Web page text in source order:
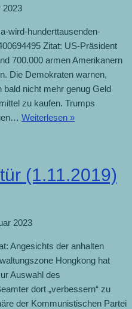
2023
wird-hunderttausenden-
Zitat: US-Präsident
700.000 armen Amerikanern
Die Demokraten warnen,
nicht mehr genug Geld
zu kaufen. Trumps
Weiterlesen »
(1.11.2019)
2023
Angesichts der anhalten
Hongkong hat
Auswahl des
dort „verbessern“ zu
der Kommunistischen Partei